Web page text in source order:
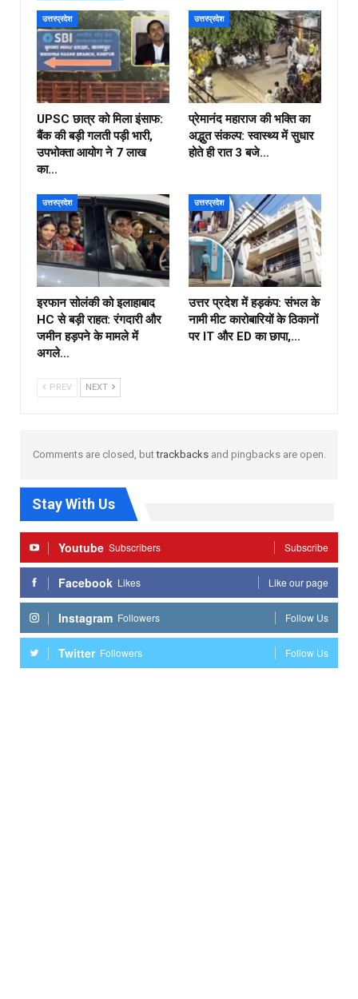
उत्तरप्रदेश
UPSC छात्र को मिला इंसाफ:
बैंक की बड़ी गलती पड़ी भारी,
उपभोक्ता आयोग ने ₹7 लाख
का…
उत्तरप्रदेश
प्रेमानंद महाराज की भक्ति का
अद्भुत संकल्प: स्वास्थ्य में सुधार
होते ही रात 3 बजे…
उत्तरप्रदेश
इरफान सोलंकी को इलाहाबाद
HC से बड़ी राहत: रंगदारी और
जमीन हड़पने के मामले में
अगले…
उत्तरप्रदेश
उत्तर प्रदेश में हड़कंप: संभल के
नामी मीट कारोबारियों के ठिकानों
पर IT और ED का छापा,…
PREV NEXT
Comments are closed, buttrackbacksand pingbacks are open.
Stay With Us
Youtube Subscribers Subscribe
Facebook Likes Like our page
Instagram Followers Follow Us
Twitter Followers Follow Us